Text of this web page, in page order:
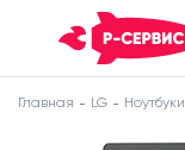
Главная LG Ноутбуки